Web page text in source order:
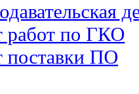
по ГКО
ПО